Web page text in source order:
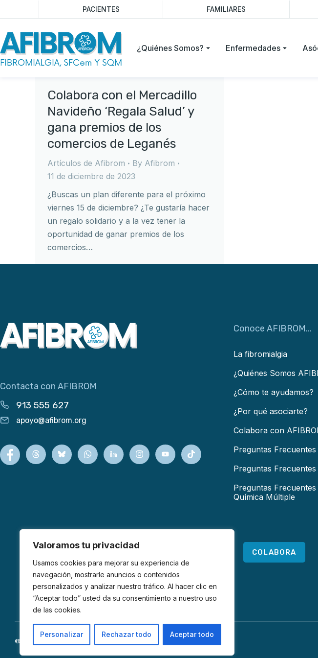
Valoramos tu privacidad
Usamos cookies para mejorar su experiencia de
navegación, mostrarle anuncios o contenidos
personalizados y analizar nuestro tráfico. Al hacer clic en
“Aceptar todo” usted da su consentimiento a nuestro uso
de las cookies.
Personalizar Rechazar todo Aceptar todo
PACIENTES FAMILIARES
¿Quiénes Somos? Enfermedades
Colabora con el Mercadillo
Navideño ‘Regala Salud’ y
gana premios de los
comercios de Leganés
Artículos de Afibrom By Afibrom
11 de diciembre de 2023
¿Buscas un plan diferente para el próximo
viernes 15 de diciembre? ¿Te gustaría hacer
un regalo solidario y a la vez tener la
oportunidad de ganar premios de los
comercios…
Contacta con AFIBROM
913 555 627
apoyo@afibrom.org
Conoce AFIBROM...
La fibromialgia
¿Quiénes Somos
¿Cómo te ayudamos?
¿Por qué asociarte?
Colabora con
Preguntas
Preguntas
Preguntas
Química Múltiple
COLABORA
© 2026 AFIBROM. Todos los derechos reservados.